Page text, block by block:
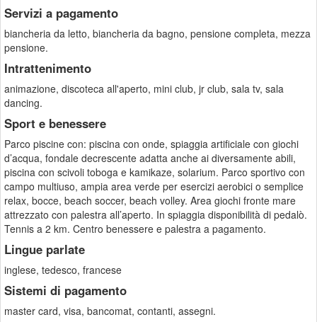
Servizi a pagamento
biancheria da letto, biancheria da bagno, pensione completa, mezza
pensione.
Intrattenimento
animazione, discoteca all'aperto, mini club, jr club, sala tv, sala
dancing.
Sport e benessere
Parco piscine con: piscina con onde, spiaggia artificiale con giochi
d’acqua, fondale decrescente adatta anche ai diversamente abili,
piscina con scivoli toboga e kamikaze, solarium. Parco sportivo con
campo multiuso, ampia area verde per esercizi aerobici o semplice
relax, bocce, beach soccer, beach volley. Area giochi fronte mare
attrezzato con palestra all’aperto. In spiaggia disponibilità di pedalò.
Tennis a 2 km. Centro benessere e palestra a pagamento.
Lingue parlate
inglese, tedesco, francese
Sistemi di pagamento
master card, visa, bancomat, contanti, assegni.